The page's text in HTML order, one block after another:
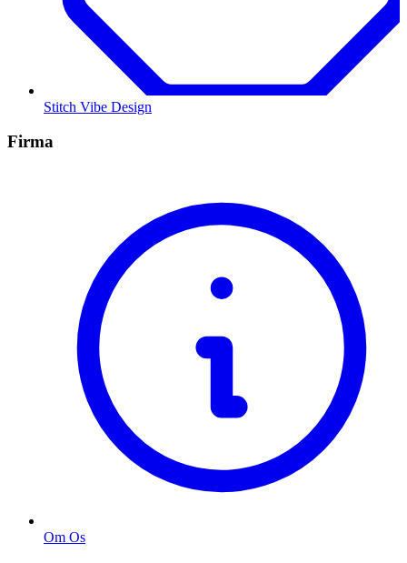
Stitch Vibe Design
Firma
Om Os